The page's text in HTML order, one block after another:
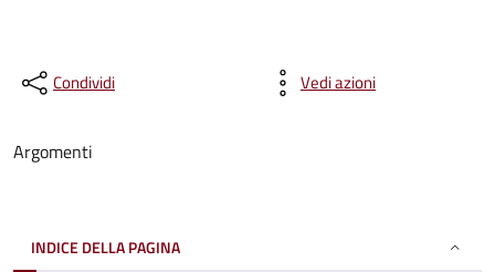
Condividi Vedi azioni
Argomenti
INDICE DELLA PAGINA